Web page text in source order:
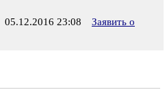
05.12.2016 23:08
Заявить о